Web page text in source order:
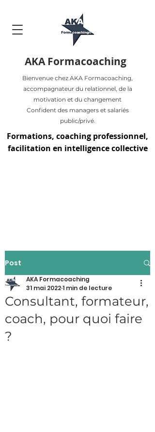
Bienvenue chez AKA Formacoaching,
accompagnateur du relationnel, de la
motivation et du changement
Confident des managers et salariés
public/privé.
AKA Formacoaching
Formations, coaching professionnel,
facilitation en intelligence collective
Post
Consultant, formateur,
coach, pour quoi faire
?
AKA Formacoaching
31 mai 20221 min de lecture